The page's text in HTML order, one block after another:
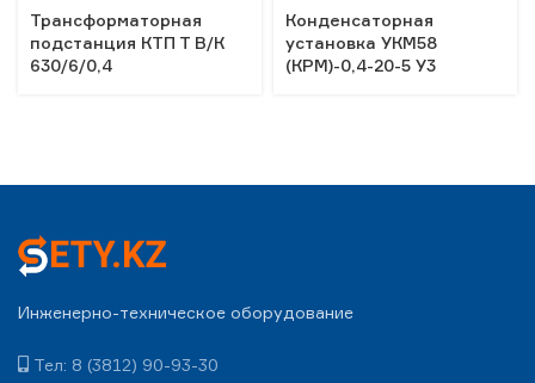
Трансформаторная
подстанция КТП Т В/К
630/6/0,4
Конденсаторная
установка УКМ58
(КРМ)-0,4-20-5 У3
Инженерно-техническое оборудование
Тел: 8 (3812) 90-93-30